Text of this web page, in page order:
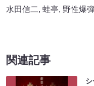
水田信二, 蛙亭, 野性爆
関連記事